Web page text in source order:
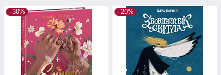
–30% –20%